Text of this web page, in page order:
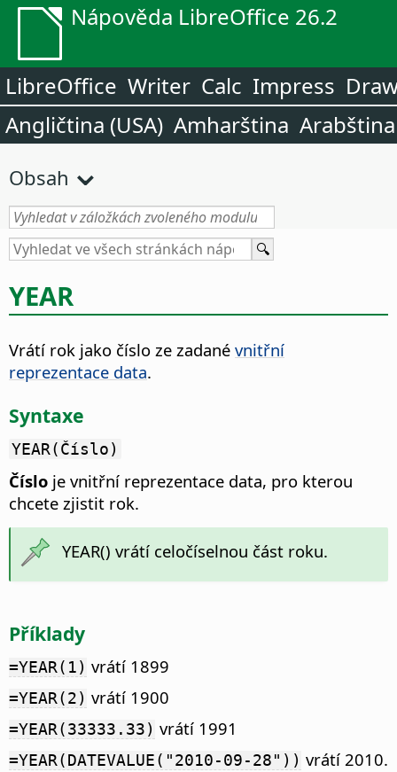
Nápověda LibreOffice 26.2
LibreOffice Writer Calc Impress
Angličtina (USA) Amharština Arabština
Obsah
YEAR
Vrátí rok jako číslo ze zadané vnitřní
reprezentace data.
Syntaxe
YEAR(Číslo)
Číslo je vnitřní reprezentace data, pro kterou
chcete zjistit rok.
YEAR() vrátí celočíselnou část roku.
Příklady
=YEAR(1) vrátí 1899
=YEAR(2) vrátí 1900
=YEAR(33333.33) vrátí 1991
=YEAR(DATEVALUE("2010-09-28")) vrátí 2010.